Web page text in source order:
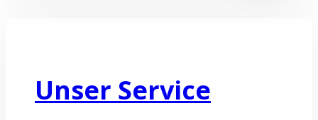
Unser Service